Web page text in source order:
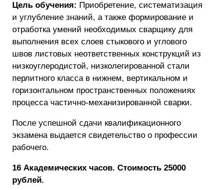
Цель обучения: Приобретение, систематизация
и углубление знаний, а также формирование и
отработка умений необходимых сварщику для
выполнения всех слоев стыкового и углового
швов листовых неответственных конструкций из
низкоуглеродистой, низколегированной стали
перлитного класса в нижнем, вертикальном и
горизонтальном пространственных положениях
процесса частично-механизированной сварки.
После успешной сдачи квалификационного
экзамена выдается свидетельство о профессии
рабочего.
16 Академических часов. Стоимость 25000
рублей.